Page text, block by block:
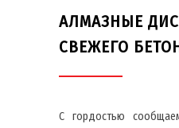
АЛМАЗНЫЕ
СВЕЖЕГО
С гордостью